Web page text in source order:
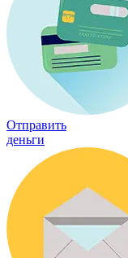
Отправить
деньги